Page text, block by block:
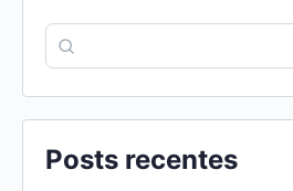
Posts recentes